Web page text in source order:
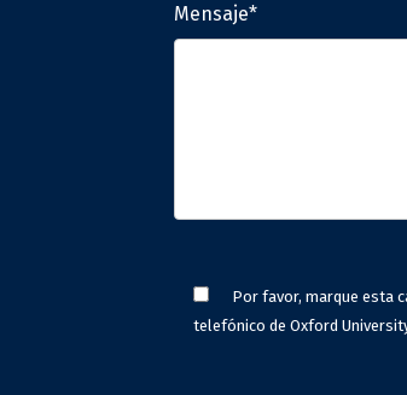
Mensaje*
Por favor, marque esta
telefónico de Oxford